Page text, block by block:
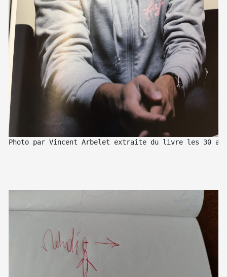
Photo par Vincent Arbelet extraite du livre les 30 ans